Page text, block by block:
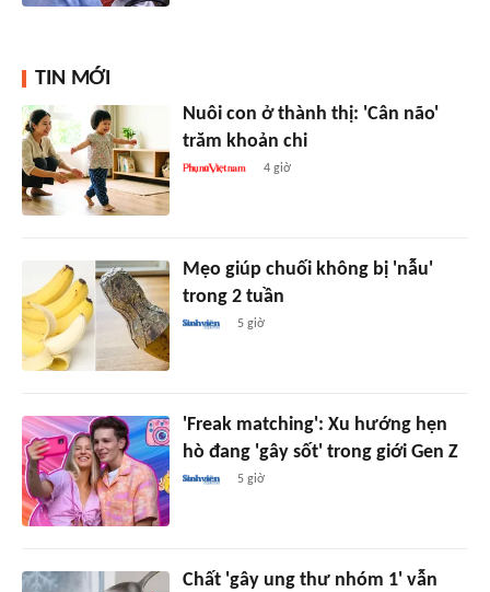
TIN MỚI
Nuôi con ở thành thị: 'Cân não'
trăm khoản chi
4 giờ
Mẹo giúp chuối không bị 'nẫu'
trong 2 tuần
5 giờ
'Freak matching': Xu hướng hẹn
hò đang 'gây sốt' trong giới Gen Z
5 giờ
Chất 'gây ung thư nhóm 1' vẫn